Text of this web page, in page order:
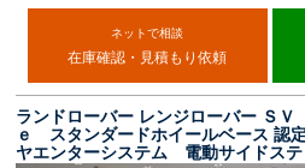
ネットで相談
在庫確認・見積もり依頼
ランドローバー レンジローバー Ｓ
ｅ スタンダードホイールベース 認
ヤエンターシステム 電動サイドス